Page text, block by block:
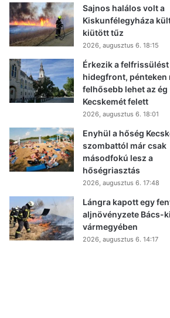
Sajnos halálos volt a
Kiskunfélegyháza
kiütött tűz
2026, augusztus 6. 18:15
Érkezik a
hidegfront, pénteken
felhősebb lehet az ég
Kecskemét felett
2026, augusztus 6. 18:01
Enyhül a hőség
szombattól már csak
másodfokú lesz a
hőségriasztás
2026, augusztus 6. 17:48
Lángra kapott egy
aljnövényzete Bács-
vármegyében
2026, augusztus 6. 14:17